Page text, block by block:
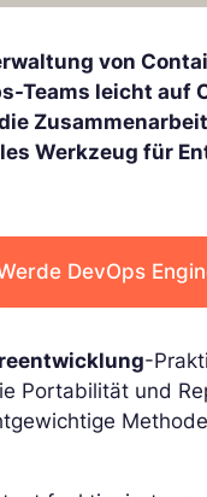
von
Teams leicht auf
Werkzeug für
DevOps
-
Portabilität und